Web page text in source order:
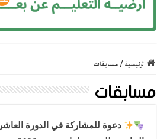
الرئيسية/مسابقات
مسابقات
دعوة للمشاركة في الدورة